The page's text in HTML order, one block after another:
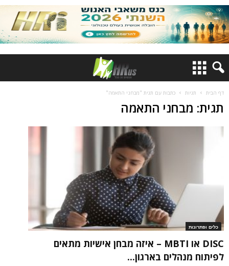
דף הבית תגיות כתבות עם תגית "מבחני התאמה"
תגית: מבחני התאמה
כלים ופתרונות
DISC או MBTI – איזה מבחן אישיות מתאים
לפיתוח מנהלים בארגון...